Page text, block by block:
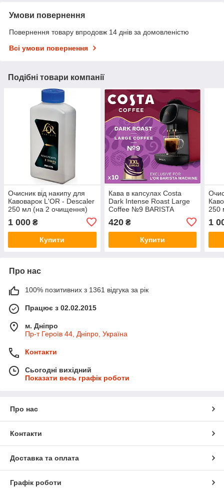
Умови повернення
Повернення товару впродовж 14 днів за домовленістю
Всі умови повернення
Подібні товари компанії
Очисник від накипу для
Кавоварок L'OR - Descaler
250 мл (на 2 очищення)
1 000 ₴
Купити
Кава в капсулах Costa
Dark Intense Roast Large
Coffee №9 BARISTA
Тільки для Кавоварок
Nespresso L`OR Philips
420₴
Купити
250
1
Про нас
100% позитивних з 1361 відгука за рік
Працює з 02.02.2015
м. Дніпро
Пр-т Героїв 44, Дніпро, Україна
Контакти
Сьогодні вихідний
Показати весь графік роботи
Про нас
Контакти
Доставка та оплата
Графік роботи